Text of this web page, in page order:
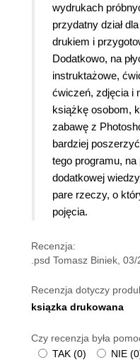
wydrukach
przydatny dział
drukiem i
Dodatkowo, na
instruktażowe,
ćwiczeń, zdjęcia i
książkę osobom,
zabawę z
bardziej
tego programu,
dodatkowej
pare rzeczy, o
pojęcia.
Recenzja:
.psd Tomasz Biniek, 03/
Recenzja dotyczy
ksiązka drukowana
Czy recenzja była
TAK (0) NIE (0